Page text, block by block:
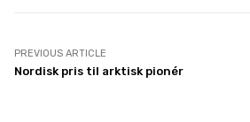
PREVIOUS ARTICLE
Nordisk pris til arktisk pionér